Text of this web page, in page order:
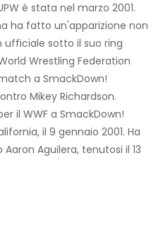
è stata nel marzo 2001.
ha fatto un'apparizione non
sotto il suo ring
Wrestling Federation
a SmackDown!
Mikey Richardson.
il WWF a SmackDown!
il 9 gennaio 2001. Ha
Aguilera, tenutosi il 13